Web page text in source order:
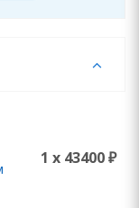
1 x 43400 ₽